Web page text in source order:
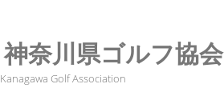
神奈川県ゴルフ協会
Kanagawa Golf Association